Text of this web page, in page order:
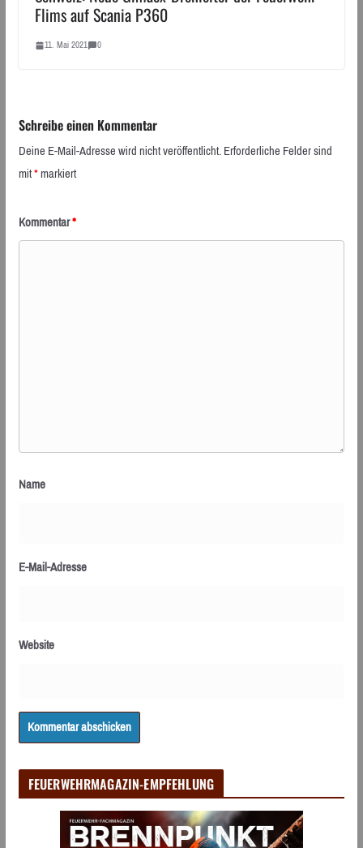
Flims auf Scania P360
11. Mai 2021 0
Schreibe einen Kommentar
Deine E-Mail-Adresse wird nicht veröffentlicht.Erforderliche Felder sind
mit*markiert
Kommentar*
Name
E-Mail-Adresse
Website
FEUERWEHRMAGAZIN-EMPFEHLUNG